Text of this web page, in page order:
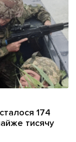
174
тисячу